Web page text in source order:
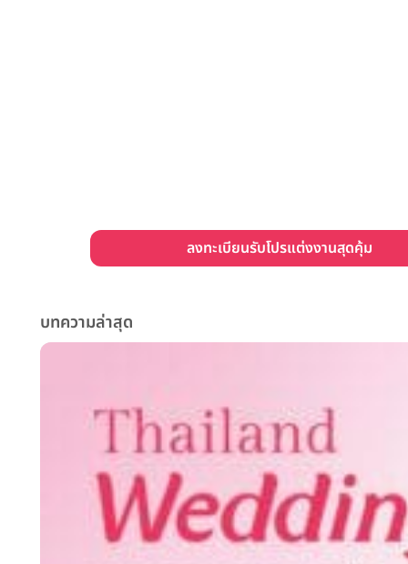
ลงทะเบียนรับโปรแต่งงานสุดคุ้ม
บทความล่าสุด